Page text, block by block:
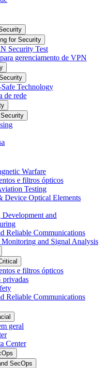
for Security
Security Test
gerenciamento de VPN
Technology
de rede
Warfare
e filtros ópticos
Testing
Device Optical Elements
Development and
Reliable Communications
Monitoring and Signal Analysis
e filtros ópticos
privadas
Reliable Communications
geral
Center
SecOps